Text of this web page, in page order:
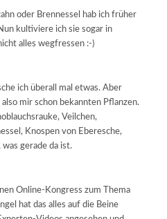
oder Brennessel hab ich früher
kultiviere ich sie sogar in
alles wegfressen :-)
ich überall mal etwas. Aber
mir schon bekannten Pflanzen.
Veilchen,
Knospen von Eberesche,
was gerade da ist.
Online-Kongress zum Thema
hat das alles auf die Beine